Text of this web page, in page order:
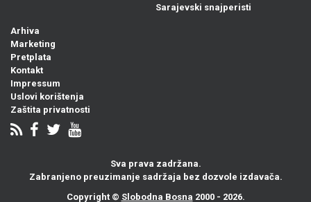
Sarajevski snajperisti
Arhiva
Marketing
Pretplata
Kontakt
Impressum
Uslovi korištenja
Zaštita privatnosti
Sva prava zadržana.
Zabranjeno preuzimanje sadržaja bez dozvole izdavača.
Copyright © Slobodna Bosna 2000 - 2026.